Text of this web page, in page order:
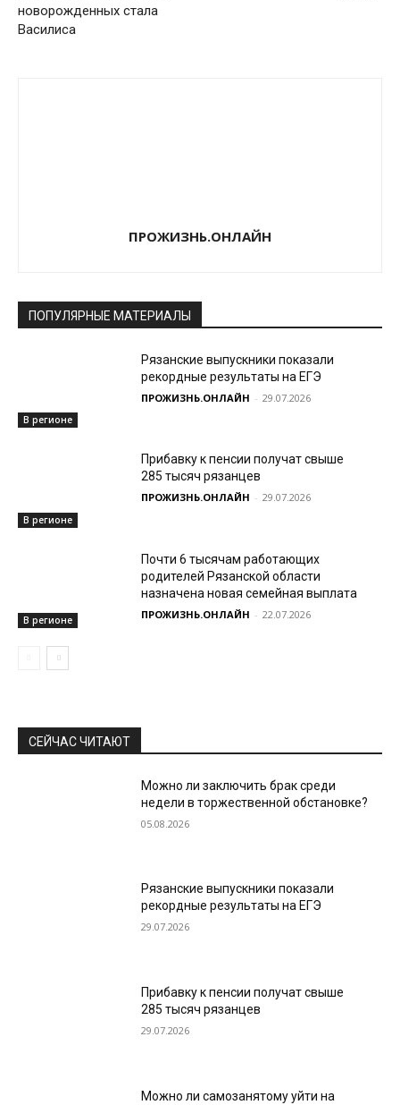
новорожденных стала
Василиса
ПРОЖИЗНЬ.ОНЛАЙН
ПОПУЛЯРНЫЕ МАТЕРИАЛЫ
В регионе
Рязанские выпускники показали
рекордные результаты на ЕГЭ
ПРОЖИЗНЬ.ОНЛАЙН - 29.07.2026
В регионе
Прибавку к пенсии получат свыше
285 тысяч рязанцев
ПРОЖИЗНЬ.ОНЛАЙН - 29.07.2026
В регионе
Почти 6 тысячам работающих
родителей Рязанской области
назначена новая семейная выплата
ПРОЖИЗНЬ.ОНЛАЙН - 22.07.2026
СЕЙЧАС ЧИТАЮТ
Можно ли заключить брак среди
недели в торжественной обстановке?
05.08.2026
Рязанские выпускники показали
рекордные результаты на ЕГЭ
29.07.2026
Прибавку к пенсии получат свыше
285 тысяч рязанцев
29.07.2026
Можно ли самозанятому уйти на